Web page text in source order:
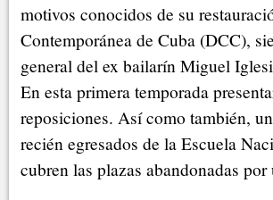
motivos conocidos de su
Contemporánea de Cuba (DCC),
general del ex bailarín Miguel
En esta primera temporada
reposiciones. Así como también,
recién egresados de la Escuela
cubren las plazas abandonadas